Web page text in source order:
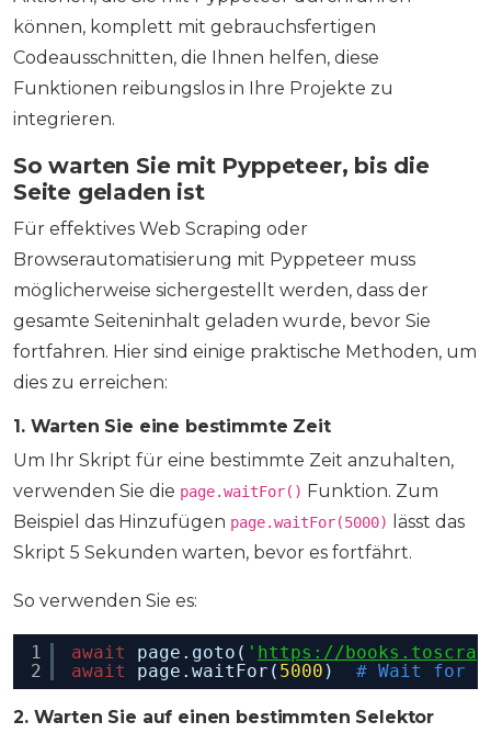
können, komplett mit gebrauchsfertigen
Codeausschnitten, die Ihnen helfen, diese
Funktionen reibungslos in Ihre Projekte zu
integrieren.
So warten Sie mit Pyppeteer, bis die
Seite geladen ist
Für effektives Web Scraping oder
Browserautomatisierung mit Pyppeteer muss
möglicherweise sichergestellt werden, dass der
gesamte Seiteninhalt geladen wurde, bevor Sie
fortfahren. Hier sind einige praktische Methoden, um
dies zu erreichen:
1. Warten Sie eine bestimmte Zeit
Um Ihr Skript für eine bestimmte Zeit anzuhalten,
verwenden Sie die page.waitFor() Funktion. Zum
Beispiel das Hinzufügen page.waitFor(5000)
lässt das
Skript 5 Sekunden warten, bevor es fortfährt.
So verwenden Sie es:
1
2
await page.goto( ' https://
await
page.waitFor( 5000 ) # Wait for
2. Warten Sie auf einen bestimmten Selektor